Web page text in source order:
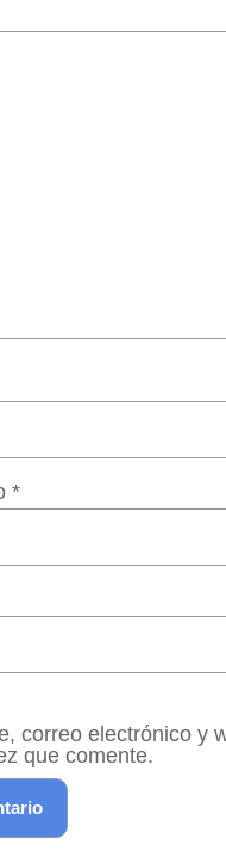
*
correo electrónico y
que comente.